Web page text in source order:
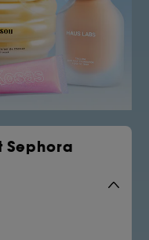
Sephora